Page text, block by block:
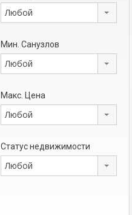
Любой
Мин. Санузлов
Любой
Макс. Цена
Любой
Статус недвижимости
Любой